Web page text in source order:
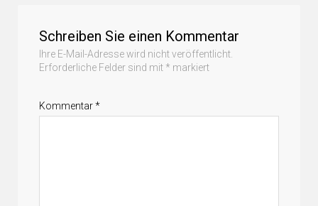
Schreiben Sie einen Kommentar
Ihre E-Mail-Adresse wird nicht veröffentlicht.
Erforderliche Felder sind mit * markiert
Kommentar*